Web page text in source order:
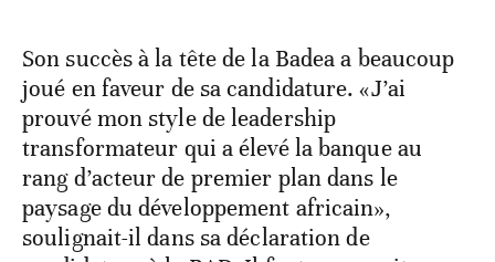
Son succès à la tête de la Badea a beaucoup
joué en faveur de sa candidature. «J’ai
prouvé mon style de leadership
transformateur qui a élevé la banque au
rang d’acteur de premier plan dans le
paysage du développement africain»,
soulignait-il dans sa déclaration de